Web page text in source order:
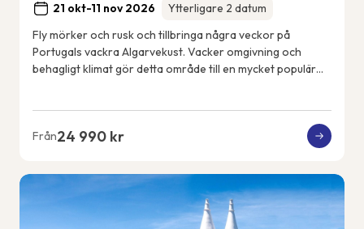
21 okt-11 nov 2026
Ytterligare 2 datum
Fly mörker och rusk och tillbringa några veckor på
Portugals vackra Algarvekust. Vacker omgivning och
behagligt klimat gör detta område till en mycket populär
Från24 990 kr